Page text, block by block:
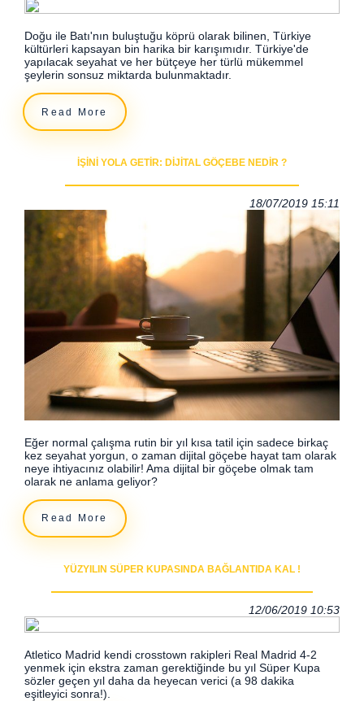
Doğu ile Batı'nın buluştuğu köprü olarak bilinen, Türkiye
kültürleri kapsayan bin harika bir karışımıdır. Türkiye'de
yapılacak seyahat ve her bütçeye her türlü mükemmel
şeylerin sonsuz miktarda bulunmaktadır.
Read More
İŞINI YOLA GETIR: DIJITAL GÖÇEBE NEDIR ?
18/07/2019 15:11
Eğer normal çalışma rutin bir yıl kısa tatil için sadece birkaç
kez seyahat yorgun, o zaman dijital göçebe hayat tam olarak
neye ihtiyacınız olabilir! Ama dijital bir göçebe olmak tam
olarak ne anlama geliyor?
Read More
YÜZYILIN SÜPER KUPASINDA BAĞLANTIDA KAL !
12/06/2019 10:53
Atletico Madrid kendi crosstown rakipleri Real Madrid 4-2
yenmek için ekstra zaman gerektiğinde bu yıl Süper Kupa
sözler geçen yıl daha da heyecan verici (a 98 dakika
eşitleyici sonra!).